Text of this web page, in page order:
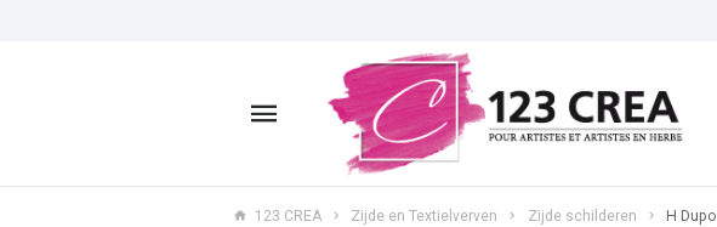
123 CREA Zijde en Textielverven Zijde schilderen H